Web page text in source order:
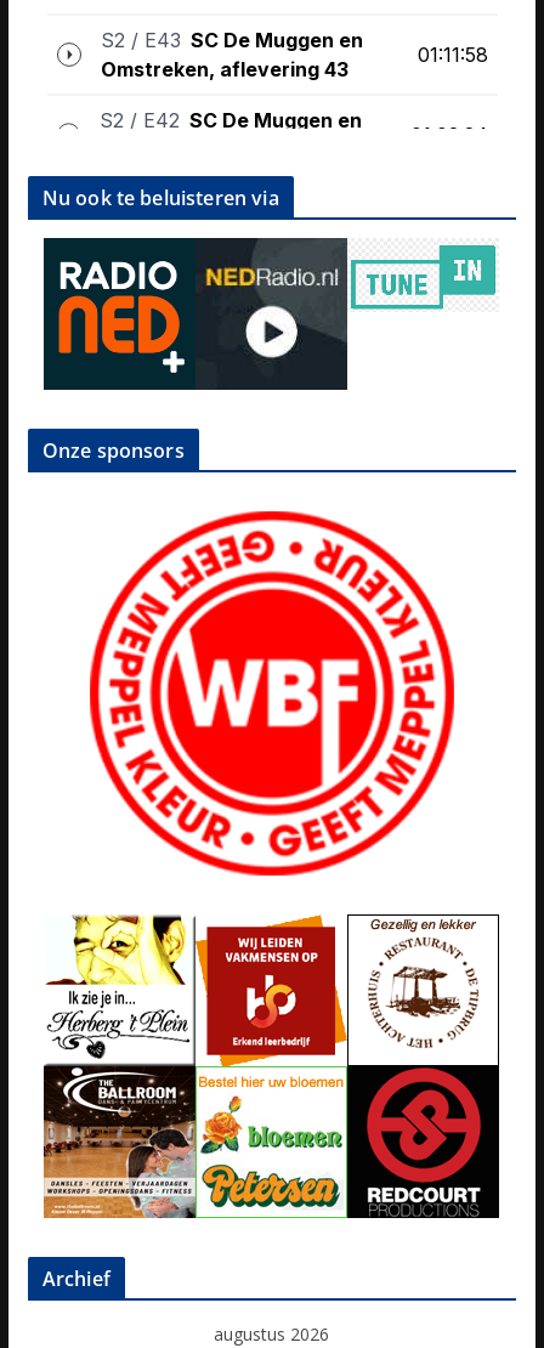
Nu ook te beluisteren via
Onze sponsors
Archief
augustus 2026